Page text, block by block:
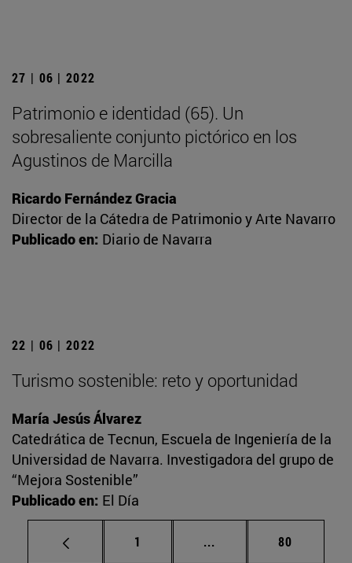
27 | 06 | 2022
Patrimonio e identidad (65). Un
sobresaliente conjunto pictórico en los
Agustinos de Marcilla
Ricardo Fernández Gracia
Director de la Cátedra de Patrimonio y Arte Navarro
Publicado en: Diario de Navarra
22 | 06 | 2022
Turismo sostenible: reto y oportunidad
María Jesús Álvarez
Catedrática de Tecnun, Escuela de Ingeniería de la
Universidad de Navarra. Investigadora del grupo de
“Mejora Sostenible”
Publicado en: El Día
Página
1 ... Páginas intermedias
Página
80